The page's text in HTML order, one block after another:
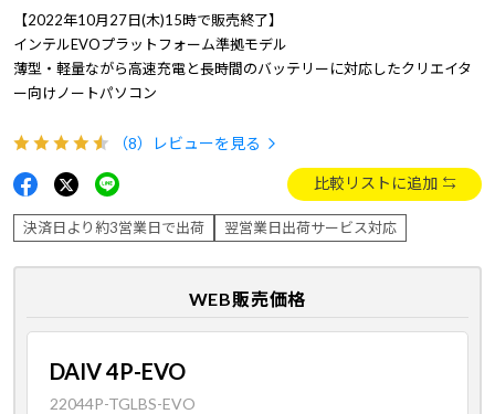
【2022年10月27日(木)15時で販売終了】
インテルEVOプラットフォーム準拠モデル
薄型・軽量ながら高速充電と長時間のバッテリーに対応したクリエイタ
ー向けノートパソコン
（8） レビューを見る
比較リストに追加
決済日より約3営業日で出荷 翌営業日出荷サービス対応
WEB販売価格
DAIV 4P-EVO
22044P-TGLBS-EVO